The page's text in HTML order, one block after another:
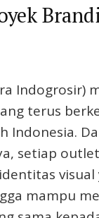
Indogrosir)
terus
Indonesia.
setiap outlet
visual
mampu